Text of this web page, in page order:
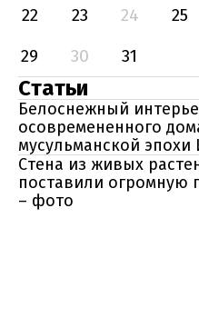
22
23 24 25
29
30 31
Статьи
Белоснежный
осовремененного
мусульманской эпохи
Стена из живых
поставили огромную
– фото